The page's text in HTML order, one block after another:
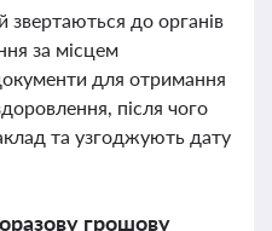
звертаються до органів
за місцем
для отримання
після чого
та узгоджують дату
грошову